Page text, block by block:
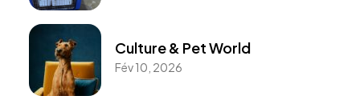
Culture & Pet World
Fév 10, 2026